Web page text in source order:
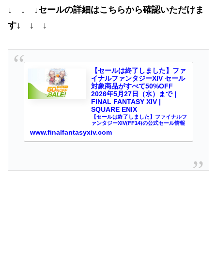
↓ ↓ ↓セールの詳細はこちらから確認いただけま
す↓ ↓ ↓
【セールは終了しました】ファ
イナルファンタジーXIV セール
対象商品がすべて50%OFF
2026年5月27日（水）まで |
FINAL FANTASY XIV |
SQUARE ENIX
【セールは終了しました】ファイナルフ
ァンタジーXIV(FF14)の公式セール情報
です。これから冒険を始めたい方、冒険
の続きを楽しみたい方へお得な情報を掲
載！冒険者3000万人突破のオンライン
www.finalfantasyxiv.com